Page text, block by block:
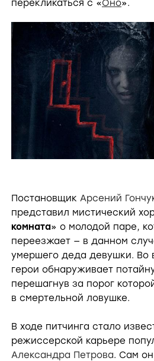
перекликаться с «Оно».
Постановщик Арсений
представил мистический
комната» о молодой паре,
переезжает — в данном
умершего деда девушки. Во
герои обнаруживает
перешагнув за порог
в смертельной ловушке.
В ходе питчинга стало
режиссерской карьере
Александра Петрова. Сам